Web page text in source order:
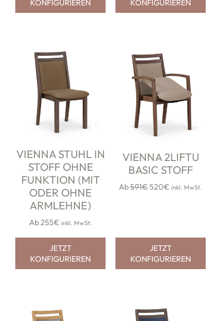
youtube
instagram
KONFIGURIEREN KONFIGURIEREN
VIENNA STUHL IN
STOFF OHNE
FUNKTION (MIT
ODER OHNE
ARMLEHNE)
Ab 255€ inkl. MwSt.
JETZT
KONFIGURIEREN
VIENNA 2LIFTU
BASIC STOFF
Ab591€520€ inkl. MwSt.
JETZT
KONFIGURIEREN